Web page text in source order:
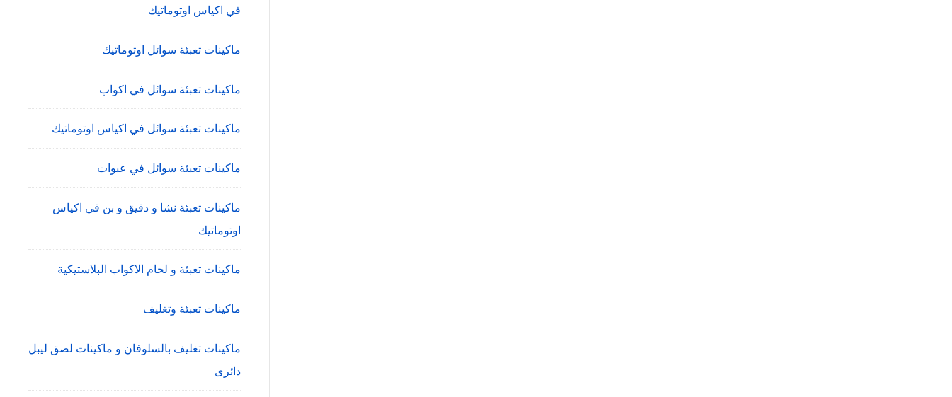
في اكياس اوتوماتيك
ماكينات تعبئة سوائل اوتوماتيك
ماكينات تعبئة سوائل في اكواب
ماكينات تعبئة سوائل في اكياس اوتوماتيك
ماكينات تعبئة سوائل في عبوات
ماكينات تعبئة نشا و دقيق و بن في اكياس
اوتوماتيك
ماكينات تعبئة و لحام الاكواب البلاستيكية
ماكينات تعبئة وتغليف
ماكينات تغليف بالسلوفان و ماكينات لصق ليبل
دائرى